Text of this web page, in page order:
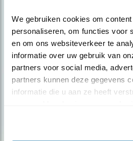
We gebruiken cookies om
personaliseren, om functies voor
en om ons websiteverkeer te
informatie over uw gebruik van
partners voor social media,
partners kunnen deze gegevens
informatie die u aan ze heeft